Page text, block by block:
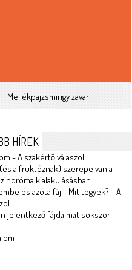
Mellékpajzsmirigy zavar
HÍREK
- A szakértő válaszol
a fruktóznak) szerepe van a
kialakulásásban
és azóta fáj - Mit tegyek? - A
jelentkező fájdalmat sokszor